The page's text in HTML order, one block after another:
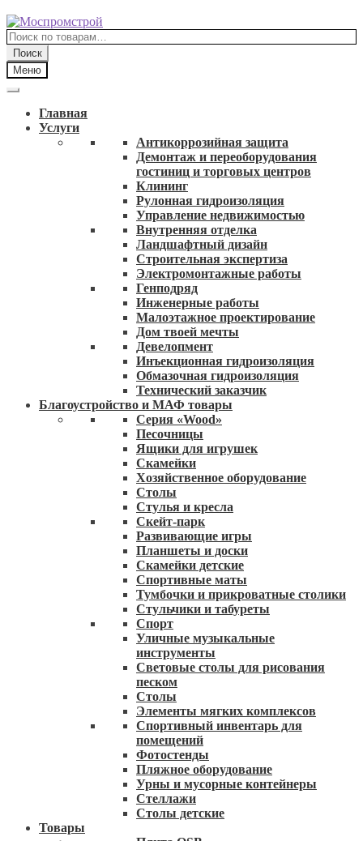
Перейти
к
навигации
Перейти
к
содержимому
Искать:
Поиск
Меню
Главная
Услуги
Антикоррозийная защита
Демонтаж и переоборудования
гостиниц и торговых центров
Клининг
Рулонная гидроизоляция
Управление недвижимостью
Внутренняя отделка
Ландшафтный дизайн
Строительная экспертиза
Электромонтажные работы
Генподряд
Инженерные работы
Малоэтажное проектирование
Дом твоей мечты
Девелопмент
Инъекционная гидроизоляция
Обмазочная гидроизоляция
Технический заказчик
Благоустройство и МАФ товары
Серия «Wood»
Песочницы
Ящики для игрушек
Скамейки
Хозяйственное оборудование
Столы
Стулья и кресла
Скейт-парк
Развивающие игры
Планшеты и доски
Скамейки детские
Спортивные маты
Тумбочки и прикроватные столики
Стульчики и табуреты
Спорт
Уличные музыкальные
инструменты
Световые столы для рисования
песком
Столы
Элементы мягких комплексов
Спортивный инвентарь для
помещений
Фотостенды
Пляжное оборудование
Урны и мусорные контейнеры
Стеллажи
Столы детские
Товары